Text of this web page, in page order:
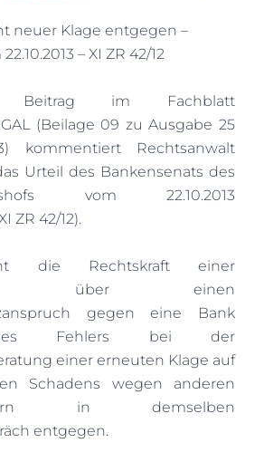
neuer Klage entgegen –
– XI ZR 42/12
im Fachblatt
(Beilage 09 zu Ausgabe 25
kommentiert Rechtsanwalt
Urteil des Bankensenats des
vom 22.10.2013
ZR 42/12).
die Rechtskraft einer
über einen
gegen eine Bank
Fehlers bei der
einer erneuten Klage auf
Schadens wegen anderen
in demselben
entgegen.